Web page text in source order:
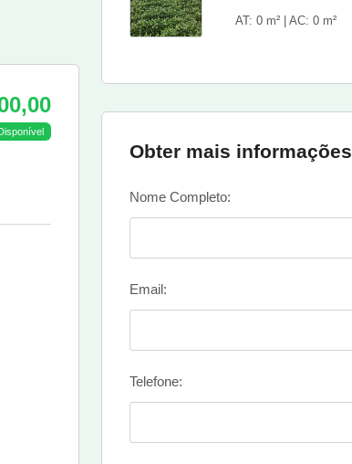
AT: 0 m² | AC: 0 m²
Obter mais informações
Nome Completo:
Email:
Telefone: